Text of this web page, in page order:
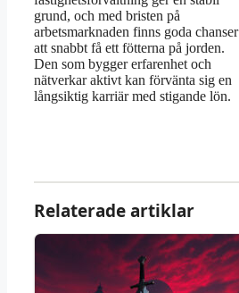
grund, och med bristen på
arbetsmarknaden finns goda chanser
att snabbt få ett fötterna på jorden.
Den som bygger erfarenhet och
nätverkar aktivt kan förvänta sig en
långsiktig karriär med stigande lön.
Relaterade artiklar